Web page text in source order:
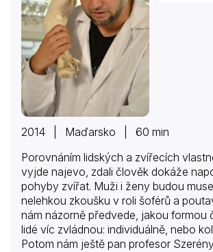
2014 | Maďarsko | 60 min
Porovnáním lidských a zvířecích
vyjde najevo, zdali člověk dokáže
pohyby zvířat. Muži i ženy budou
nelehkou zkoušku v roli šoférů a
nám názorně předvede, jakou formou
lidé víc zvládnou: individuálně, nebo
Potom nám ještě pan profesor